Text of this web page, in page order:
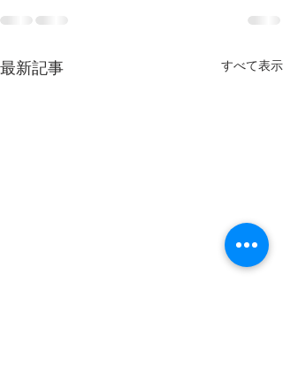
最新記事 すべて表示